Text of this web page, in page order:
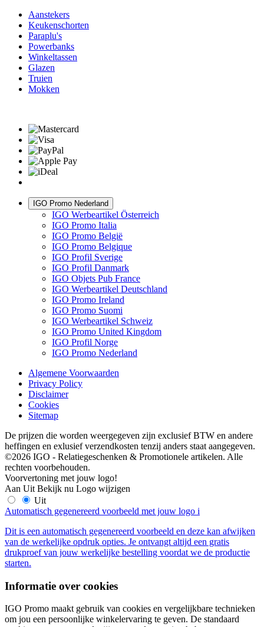
Aanstekers
Keukenschorten
Paraplu's
Powerbanks
Winkeltassen
Glazen
Truien
Mokken
IGO Promo Nederland
IGO Werbeartikel Österreich
IGO Promo Italia
IGO Promo België
IGO Promo Belgique
IGO Profil Sverige
IGO Profil Danmark
IGO Objets Pub France
IGO Werbeartikel Deutschland
IGO Promo Ireland
IGO Promo Suomi
IGO Werbeartikel Schweiz
IGO Promo United Kingdom
IGO Profil Norge
IGO Promo Nederland
Algemene Voorwaarden
Privacy Policy
Disclaimer
Cookies
Sitemap
De prijzen die worden weergegeven zijn exclusief BTW en andere
heffingen en exlusief verzendkosten tenzij anders staat aangegeven.
©2026 IGO - Relatiegeschenken & Promotionele artikelen. Alle
rechten voorbehouden.
Voorvertoning met jouw logo!
Aan Uit Bekijk nu Logo wijzigen
Uit
Automatisch gegenereerd voorbeeld met jouw logo i
Dit is een automatisch gegenereerd voorbeeld en deze kan afwijken
van de werkelijke opdruk opties. Je ontvangt altijd een gratis
drukproef van jouw werkelijke bestelling voordat we de productie
starten.
Informatie over cookies
IGO Promo maakt gebruik van cookies en vergelijkbare technieken
om jou een persoonlijke winkelervaring te geven. De standaard